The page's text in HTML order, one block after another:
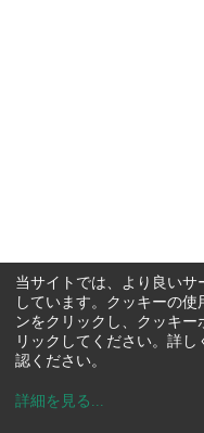
当サイトでは、より良いサ
しています。クッキーの
ンをクリックし、クッキ
リックしてください。詳し
認ください。
詳細を見る ...